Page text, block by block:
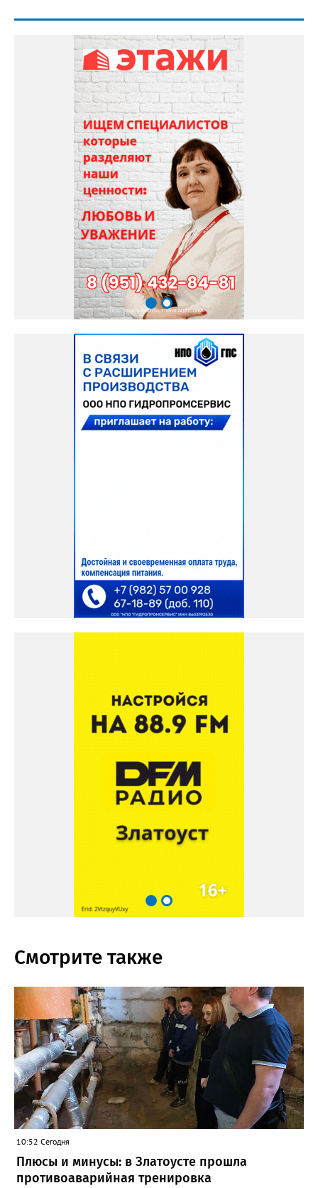
Смотрите также
10:52 Сегодня
Плюсы и минусы: в Златоусте прошла
противоаварийная тренировка